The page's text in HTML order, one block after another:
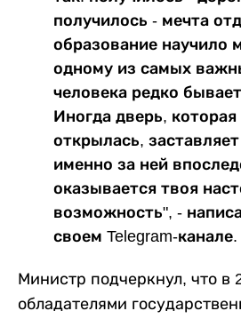
получилось - мечта
образование научило
одному из самых
человека редко
Иногда дверь, которая
открылась,
именно за ней
оказывается твоя
возможность", -
своем Telegram-канале.
Министр подчеркнул, что в
обладателями